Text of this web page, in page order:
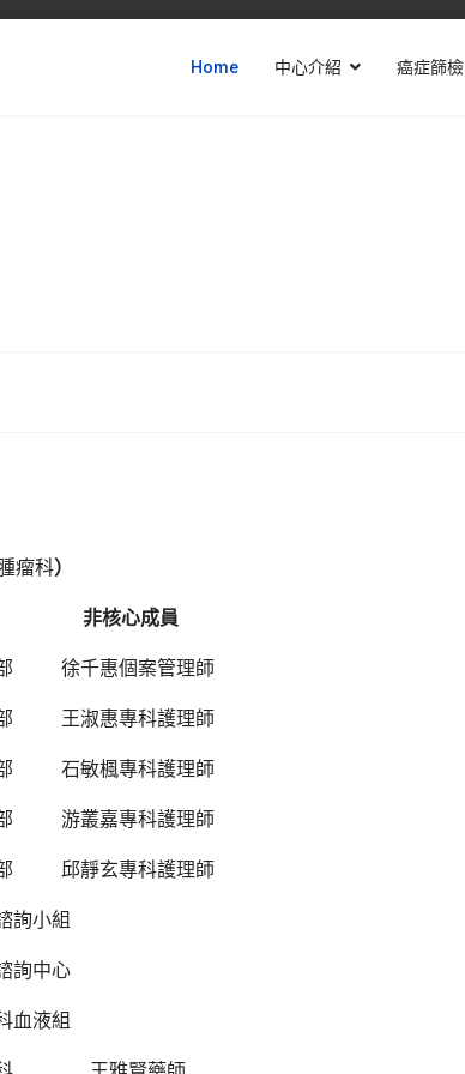
Home 中心介紹 癌症篩檢
瘤科）
非核心成員
徐千惠個案管理師
王淑惠專科護理師
石敏楓專科護理師
游叢嘉專科護理師
邱靜玄專科護理師
詢小組
詢中心
血液組